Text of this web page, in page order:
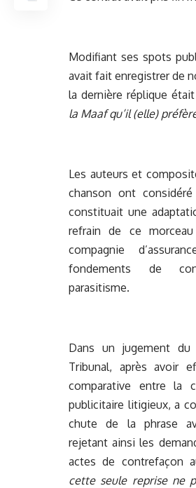
Modifiant ses spots
avait fait enregistrer de
la dernière réplique était
la Maaf qu’il (elle)
Les auteurs et
chanson ont
constituait une
refrain de ce
compagnie
fondements de
parasitisme.
Dans un jugement du
Tribunal, après avoir
comparative entre la
publicitaire litigieux, a
chute de la phrase
rejetant ainsi les
actes de contrefaçon
cette seule reprise ne